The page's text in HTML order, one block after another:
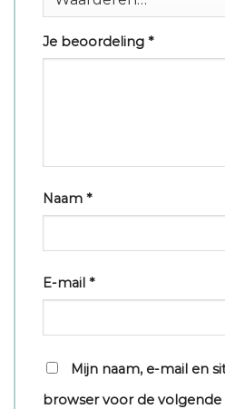
Je beoordeling *
Naam *
E-mail *
Mijn naam, e-mail en
browser voor de